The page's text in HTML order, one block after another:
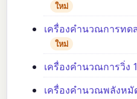
ใหม่
เครื่องคำนวณการทด
ใหม่
เครื่องคำนวณการวิ่ง
เครื่องคำนวณพลังหมั